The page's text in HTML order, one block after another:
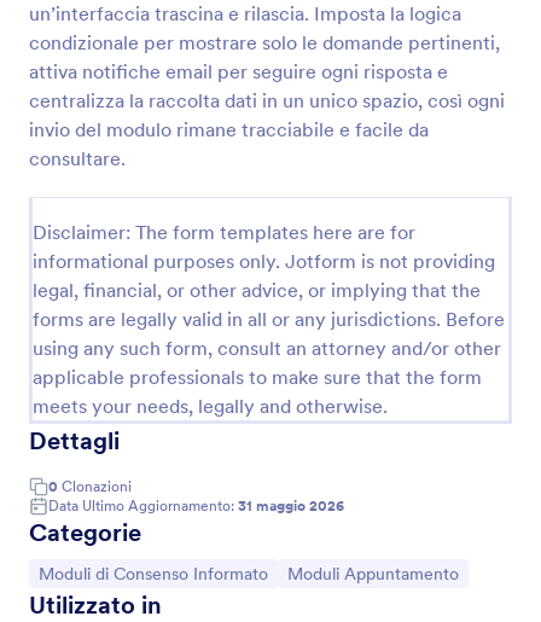
un’interfaccia trascina e rilascia. Imposta la logica
condizionale per mostrare solo le domande pertinenti,
attiva notifiche email per seguire ogni risposta e
centralizza la raccolta dati in un unico spazio, così ogni
invio del modulo rimane tracciabile e facile da
consultare.
Disclaimer: The form templates here are for
informational purposes only. Jotform is not providing
legal, financial, or other advice, or implying that the
forms are legally valid in all or any jurisdictions. Before
using any such form, consult an attorney and/or other
applicable professionals to make sure that the form
meets your needs, legally and otherwise.
Dettagli
0 Clonazioni
Data Ultimo Aggiornamento: 31 maggio 2026
Categorie
Vai alla Categoria:
Moduli di Consenso Informato Vai alla Categoria:
Moduli Appuntamento
Utilizzato in
Raccogli richieste di consulenza per filler dermici,
modello di modulo Jotform pensato per studi e
professionisti della medicina estetica.
Go to Category:
Moduli Dermal Filler
Usa Template
Anteprima